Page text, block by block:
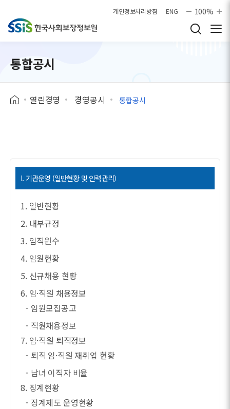
개인정보처리방침 ENG 100%
통합공시
열린경영 경영공시 통합공시
I. 기관운영 (일반현황 및 인력관리)
1. 일반현황
2. 내부규정
3. 임직원수
4. 임원현황
5. 신규채용 현황
6. 임·직원 채용정보
- 임원모집공고
- 직원채용정보
7. 임·직원 퇴직정보
- 퇴직 임·직원 재취업 현황
- 남녀 이직자 비율
8. 징계현황
- 징계제도 운영현황